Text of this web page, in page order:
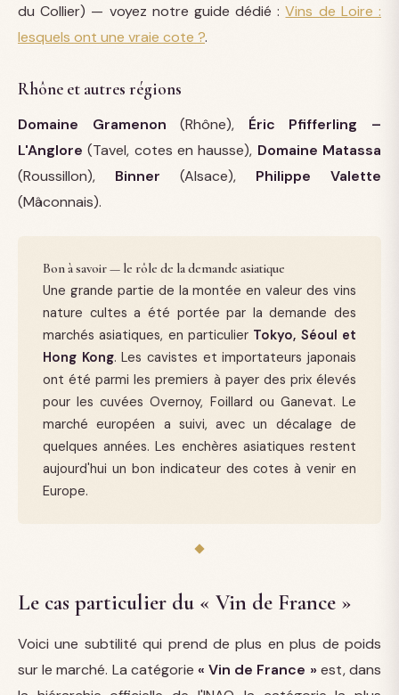
du Collier) — voyez notre guide dédié :Vins de Loire :
lesquels ont une vraie cote ?.
Rhône et autres régions
Domaine Gramenon (Rhône), Éric Pfifferling –
L'Anglore (Tavel, cotes en hausse), Domaine Matassa
(Roussillon), Binner (Alsace), Philippe Valette
(Mâconnais).
Bon à savoir — le rôle de la demande asiatique
Une grande partie de la montée en valeur des vins
nature cultes a été portée par la demande des
marchés asiatiques, en particulier Tokyo, Séoul et
Hong Kong. Les cavistes et importateurs japonais
ont été parmi les premiers à payer des prix élevés
pour les cuvées Overnoy, Foillard ou Ganevat. Le
marché européen a suivi, avec un décalage de
quelques années. Les enchères asiatiques restent
aujourd'hui un bon indicateur des cotes à venir en
Europe.
Le cas particulier du « Vin de France »
Voici une subtilité qui prend de plus en plus de poids
sur le marché. La catégorie « Vin de France »est, dans